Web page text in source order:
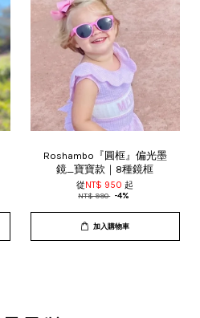
Roshambo『圓框』偏光墨
鏡_寶寶款｜8種鏡框
從 NT$ 950起
NT$ 990 -4%
加入購物車